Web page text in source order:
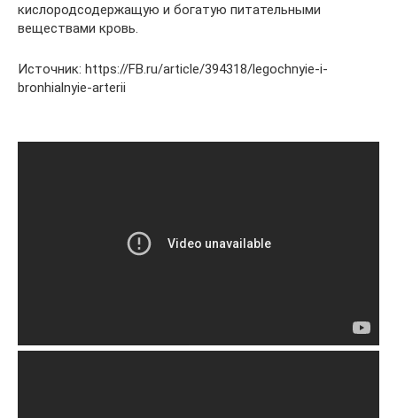
кислородсодержащую и богатую питательными
веществами кровь.
Источник: https://FB.ru/article/394318/legochnyie-i-
bronhialnyie-arterii